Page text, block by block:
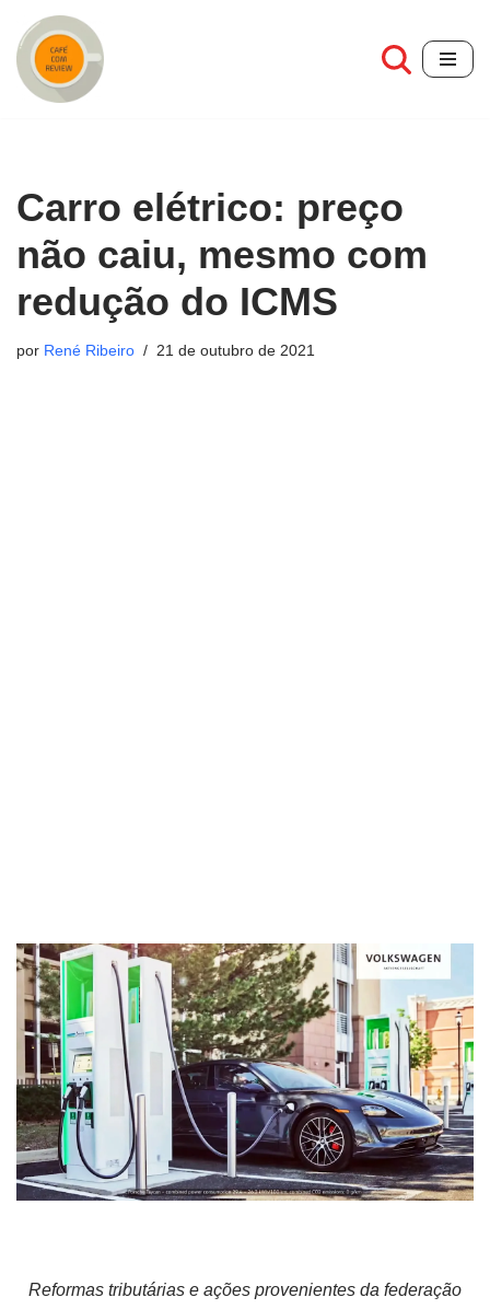
Pular
para
Carro elétrico: preço
não caiu, mesmo com
redução do ICMS
por René Ribeiro 21 de outubro de 2021
Reformas tributárias e ações provenientes da federação